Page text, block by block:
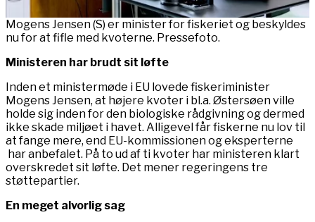
Mogens Jensen (S) er minister for fiskeriet og beskyldes
nu for at fifle med kvoterne. Pressefoto.
Ministeren har brudt sit løfte
Inden et ministermøde i EU lovede fiskeriminister
Mogens Jensen, at højere kvoter i bl.a. Østersøen ville
holde sig inden for den biologiske rådgivning og dermed
ikke skade miljøet i havet. Alligevel får fiskerne nu lov til
at fange mere, end EU-kommissionen og eksperterne
har anbefalet. På to ud af ti kvoter har ministeren klart
overskredet sit løfte. Det mener regeringens tre
støttepartier.
En meget alvorlig sag